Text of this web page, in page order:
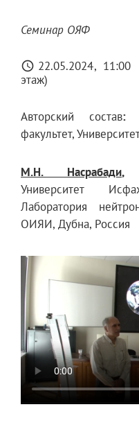
Семинар ОЯФ
22.05.2024 11:00
этаж)
Авторский состав:
факультет,
М.Н. Насрабади
Университет
Лаборатория
ОИЯИ, Дубна, Россия